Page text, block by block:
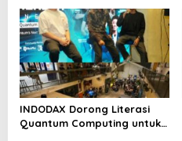
INDODAX Dorong Literasi
Quantum Computing untuk